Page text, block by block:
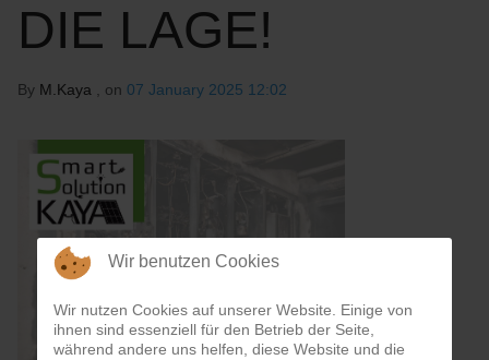
DIE LAGE!
By M.Kaya , on 07 January 2025 12:02
Wir benutzen Cookies
Wir nutzen Cookies auf unserer Website. Einige von
ihnen sind essenziell für den Betrieb der Seite,
während andere uns helfen, diese Website und die